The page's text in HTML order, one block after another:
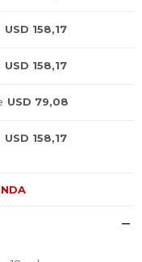
USD 158,17
USD 158,17
USD 79,08
USD 158,17